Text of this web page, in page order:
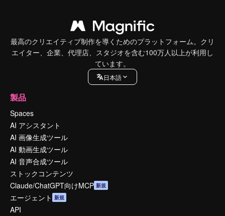
最高のクリエイティブ制作を導くためのプラットフォーム。クリ
エイター、企業、代理店、スタジオを含む100万人以上が利用し
ています。
日本語
製品
Spaces
AI アシスタント
AI 画像生成ツール
AI 動画生成ツール
AI 音声合成ツール
ストックコンテンツ
Claude/ChatGPT向けMCP 新規
エージェント 新規
API